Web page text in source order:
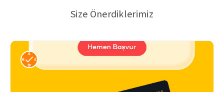
Size Önerdiklerimiz